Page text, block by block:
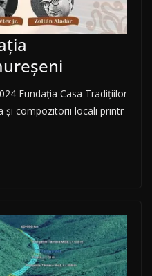
Fundația Casa Tradițiilor
și compozitorii locali printr-